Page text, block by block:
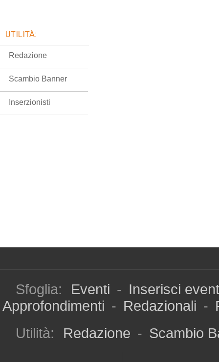
UTILITÀ:
Redazione
Scambio Banner
Inserzionisti
Sfoglia: Eventi - Inserisci
Approfondimenti - Redazionali -
Utilità:
Redazione - Scambio